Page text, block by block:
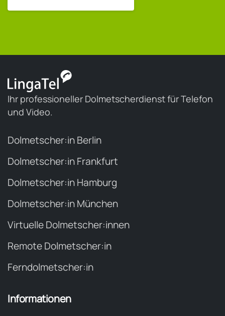
Ihr professioneller Dolmetscherdienst für Telefon
und Video.
Dolmetscher:in Berlin
Dolmetscher:in Frankfurt
Dolmetscher:in Hamburg
Dolmetscher:in München
Virtuelle Dolmetscher:innen
Remote Dolmetscher:in
Ferndolmetscher:in
Informationen